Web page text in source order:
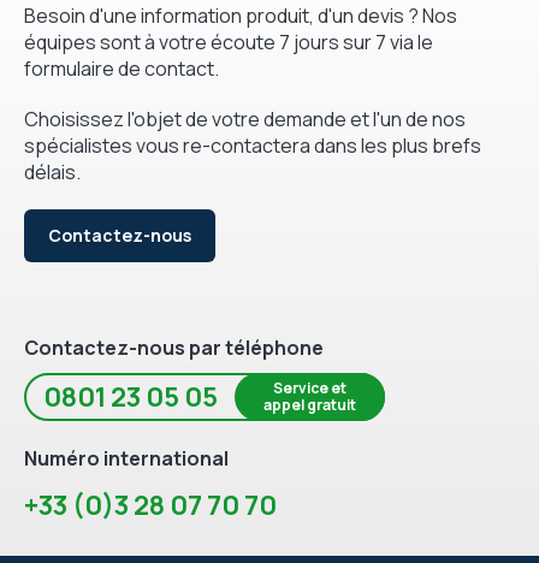
Besoin d'une information produit, d'un devis ? Nos
équipes sont à votre écoute 7 jours sur 7 via le
formulaire de contact.
Choisissez l'objet de votre demande et l'un de nos
spécialistes vous re-contactera dans les plus brefs
délais.
Contactez-nous
Contactez-nous par téléphone
0801 23 05 05
Service et
appel gratuit
Numéro international
+33 (0)3 28 07 70 70